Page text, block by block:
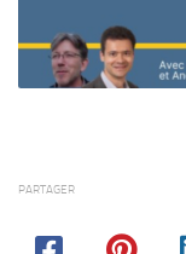
PARTAGER